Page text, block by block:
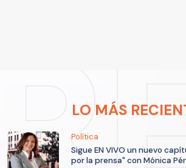
LO MÁS
Política
Sigue EN VIVO un nuevo
por la prensa" con Mónica